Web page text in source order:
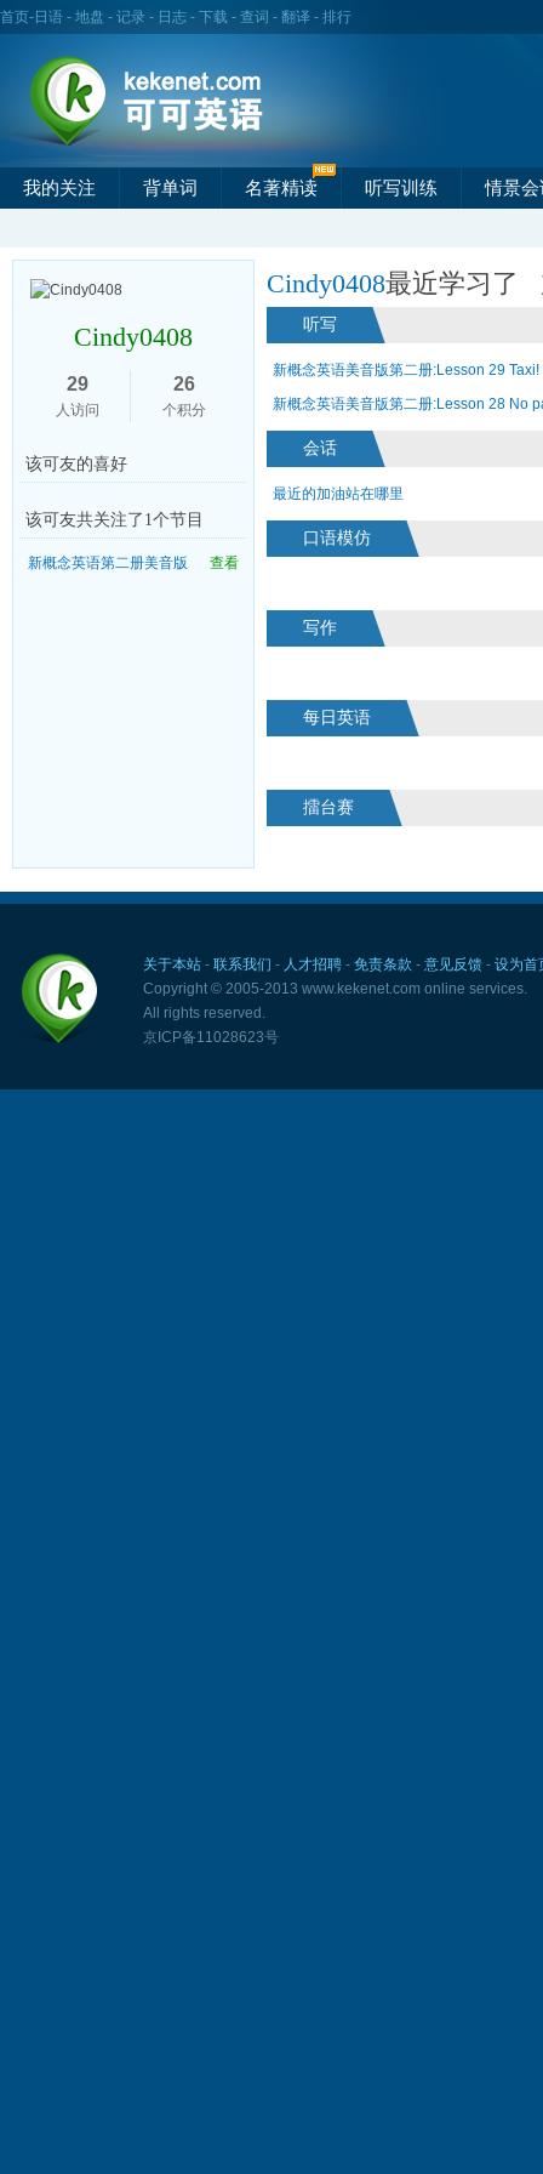
首页- 日语 - 地盘 - 记录 - 日志 - 下载 - 查词 - 翻译 - 排行
我的关注 背单词 名著精读 听写训练 情景会
Cindy0408
29
人访问
26
个积分
该可友的喜好
该可友共关注了1个节目
查看
新概念英语第二册美音版
Cindy0408最近学习了
听写
新概念英语美音版第二册:Lesson 29 Taxi!
新概念英语美音版第二册:Lesson 28 No
会话
最近的加油站在哪里
口语模仿
写作
每日英语
擂台赛
关于本站- 联系我们 - 人才招聘- 免责条款 - 意见反馈- 设为首
Copyright © 2005-2013 www.kekenet.com online services.
All rights reserved.
京ICP备11028623号